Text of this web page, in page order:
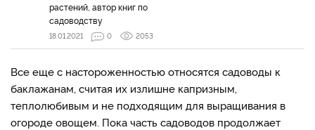
растений, автор книг по
садоводству
18.01.2021 0 2053
Все еще с настороженностью относятся садоводы к
баклажанам, считая их излишне капризным,
теплолюбивым и не подходящим для выращивания в
огороде овощем. Пока часть садоводов продолжает